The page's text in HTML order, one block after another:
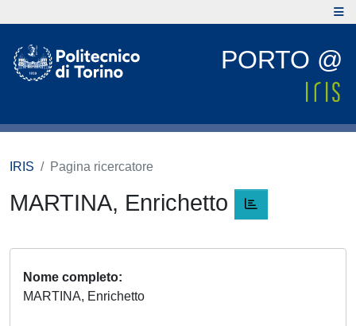
PORTO @
IRIS Pagina ricercatore
MARTINA, Enrichetto
Nome completo
MARTINA, Enrichetto